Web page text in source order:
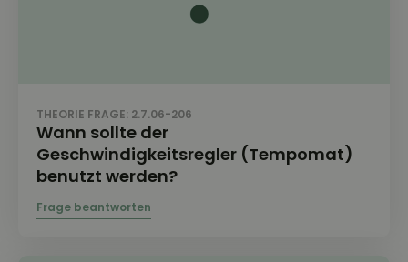
THEORIE FRAGE: 2.7.06-206
Wann sollte der
Geschwindigkeitsregler (Tempomat)
benutzt werden?